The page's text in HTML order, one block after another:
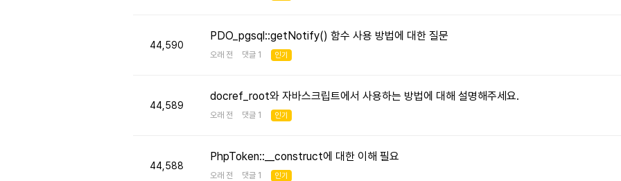
44,590
PDO_pgsql::getNotify() 함수 사용 방법에 대한 질문
오래 전 댓글 1 인기
44,589
docref_root와 자바스크립트에서 사용하는 방법에 대해 설명해주세요.
오래 전 댓글 1 인기
44,588
PhpToken::__construct에 대한 이해 필요
오래 전 댓글 1 인기